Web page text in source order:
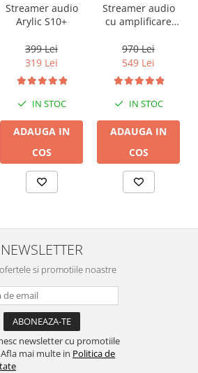
Streamer audio
Arylic S10+
399 Lei
319 Lei
IN STOC
ADAUGA IN
COS
Streamer audio
cu amplificare
A30+, LAN /Wi-Fi
/Bluetooth,
24bit/192kHz,
Multiroom
970 Lei
549 Lei
IN STOC
ADAUGA IN
COS
NEWSLETTER
si promotiile noastre
newsletter cu promotiile
mai multe in Politica de